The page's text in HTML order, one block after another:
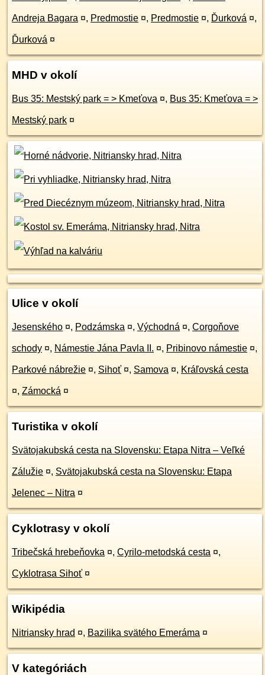
Andreja Bagara ¤, Predmostie ¤, Predmostie ¤, Ďurková ¤,
Ďurková ¤
MHD v okolí
Bus 35: Mestský park = > Kmeťova ¤, Bus 35: Kmeťova = >
Mestský park ¤
Ulice v okolí
Jesenského ¤, Podzámska ¤, Východná ¤, Corgoňove
schody ¤, Námestie Jána Pavla II. ¤, Pribinovo námestie ¤,
Parkové nábrežie ¤, Sihoť ¤, Samova ¤, Kráľovská cesta
¤, Zámocká ¤
Turistika v okolí
Svätojakubská cesta na Slovensku: Etapa Nitra – Veľké
Zálužie ¤, Svätojakubská cesta na Slovensku: Etapa
Jelenec – Nitra ¤
Cyklotrasy v okolí
Tribečská hrebeňovka ¤, Cyrilo-metodská cesta ¤,
Cyklotrasa Sihoť ¤
Wikipédia
Nitriansky hrad ¤, Bazilika svätého Emeráma ¤
V kategóriách